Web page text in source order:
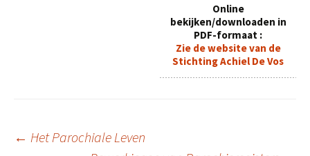
Online
bekijken/downloaden in
PDF-formaat :
Zie de website van de
Stichting Achiel De Vos
Berichtnavigatie
← Het Parochiale Leven